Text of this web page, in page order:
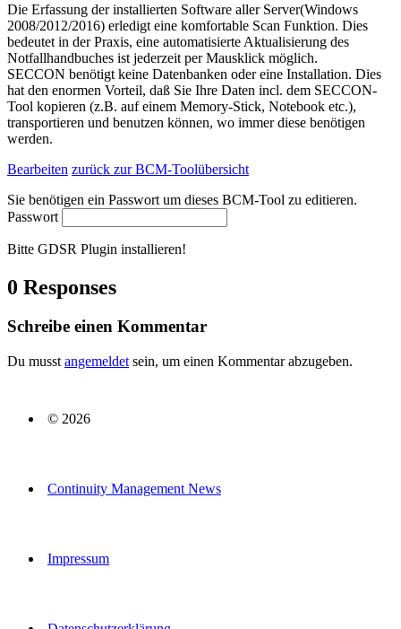
Die Erfassung der installierten Software aller Server(Windows
2008/2012/2016) erledigt eine komfortable Scan Funktion. Dies
bedeutet in der Praxis, eine automatisierte Aktualisierung des
Notfallhandbuches ist jederzeit per Mausklick möglich.
SECCON benötigt keine Datenbanken oder eine Installation. Dies
hat den enormen Vorteil, daß Sie Ihre Daten incl. dem SECCON-
Tool kopieren (z.B. auf einem Memory-Stick, Notebook etc.),
transportieren und benutzen können, wo immer diese benötigen
werden.
Bearbeiten zurück zur BCM-Toolübersicht
Sie benötigen ein Passwort um dieses BCM-Tool zu editieren.
Passwort
Bitte GDSR Plugin installieren!
0 Responses
Schreibe einen Kommentar
Du musst angemeldet sein, um einen Kommentar abzugeben.
© 2026
Continuity Management News
Impressum